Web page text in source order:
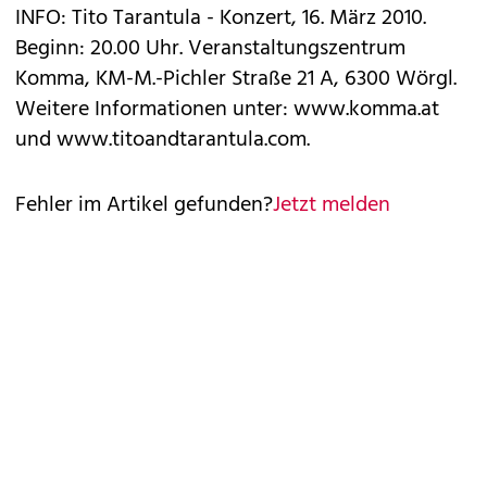
INFO: Tito Tarantula - Konzert, 16. März 2010.
Beginn: 20.00 Uhr. Veranstaltungszentrum
Komma, KM-M.-Pichler Straße 21 A, 6300 Wörgl.
Weitere Informationen unter: www.komma.at
und www.titoandtarantula.com.
Fehler im Artikel gefunden?Jetzt melden